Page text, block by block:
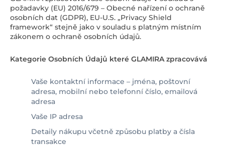
požadavky (EU) 2016/679 – Obecné nařízení o ochraně
osobních dat (GDPR), EU-U.S. „Privacy Shield
framework“ stejně jako v souladu s platným místním
zákonem o ochraně osobních údajů.
Kategorie Osobních Údajů které GLAMIRA zpracovává
Vaše kontaktní informace – jména, poštovní
adresa, mobilní nebo telefonní číslo, emailová
adresa
Vaše IP adresa
Detaily nákupu včetně způsobu platby a čísla
transakce